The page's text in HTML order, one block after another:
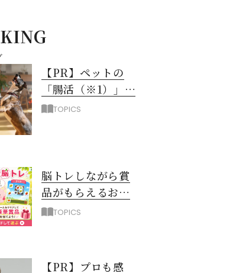
【PR】ペットの
「腸活（※1）」に
注目！愛犬・愛猫
TOPICS
脳トレしながら賞
品がもらえるお得
なアプリ「ハルメ
TOPICS
【PR】プロも感